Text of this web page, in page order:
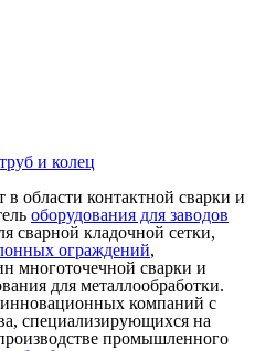
и колец
области контактной сварки и
оборудования для заводов
сварной кладочной сетки,
ограждений,
многоточечной сварки и
для металлообработки.
компаний с
специализирующихся на
промышленного